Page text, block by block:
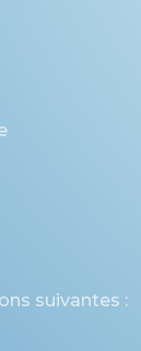
suivantes :